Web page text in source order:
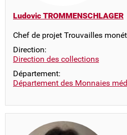
Ludovic TROMMENSCHLAGER
Chef de projet Trouvailles
Direction:
Direction des collections
Département:
Département des Monnaies